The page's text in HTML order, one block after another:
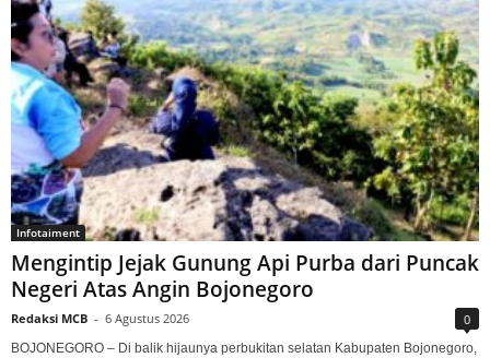
Infotaiment
Mengintip Jejak Gunung Api Purba dari Puncak
Negeri Atas Angin Bojonegoro
Redaksi MCB - 6 Agustus 2026 0
BOJONEGORO – Di balik hijaunya perbukitan selatan Kabupaten Bojonegoro,